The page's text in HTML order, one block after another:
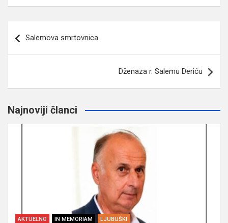
članaka
Salemova smrtovnica
Dženaza r. Salemu Deriću
Najnoviji članci
AKTUELNO IN MEMORIAM LJUBUŠKI